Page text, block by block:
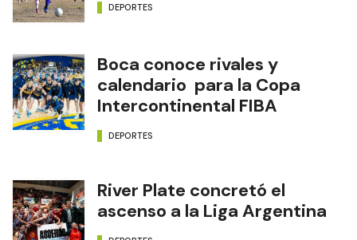
DEPORTES
Boca conoce rivales y
calendario para la Copa
Intercontinental FIBA
DEPORTES
River Plate concretó el
ascenso a la Liga Argentina